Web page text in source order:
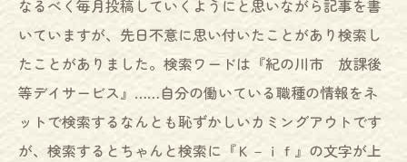
なるべく毎月投稿していくようにと思いながら記事を書
いていますが、先日不意に思い付いたことがあり検索し
たことがありました。検索ワードは『紀の川市 放課後
等デイサービス』……自分の働いている職種の情報をネ
ットで検索するなんとも恥ずかしいカミングアウトです
が、検索するとちゃんと検索に『Ｋ－ｉｆ』の文字が上